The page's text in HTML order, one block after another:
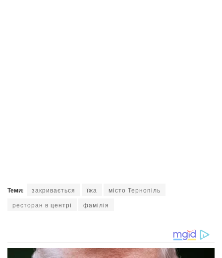
Теми: закривається їжа
місто Тернопіль
ресторан в центрі
фамілія